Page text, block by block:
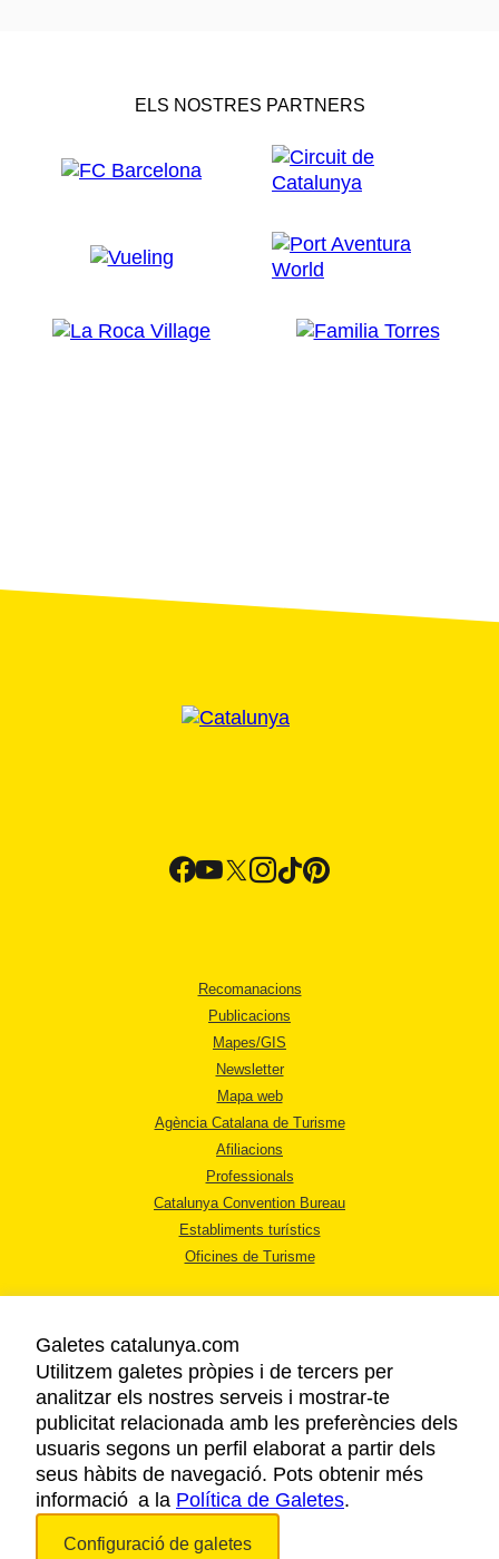
ELS NOSTRES PARTNERS
Recomanacions
Publicacions
Mapes/GIS
Newsletter
Mapa web
Agència Catalana de Turisme
Afiliacions
Professionals
Catalunya Convention Bureau
Establiments turístics
Oficines de Turisme
AVÍS LEGAL
POLÍTICA DE PRIVACITAT
COOKIES
ACCESSIBILITAT
Galetes catalunya.com
Utilitzem galetes pròpies i de tercers per
analitzar els nostres serveis i mostrar-te
publicitat relacionada amb les preferències dels
usuaris segons un perfil elaborat a partir dels
seus hàbits de navegació. Pots obtenir més
informació a la Política de Galetes.
Configuració de galetes